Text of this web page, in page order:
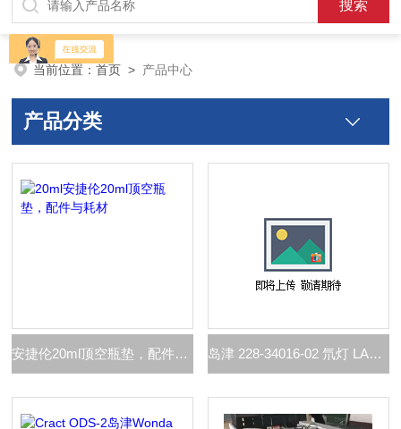
计，原子吸收分光光度计，傅立叶红外光谱仪，分析天平等常规实验
室产品。
当前位置：首页 > 产品中心
产品分类
安捷伦20ml顶空瓶垫，配件与耗材 岛津 228-34016-02 氘灯 LAMP D2